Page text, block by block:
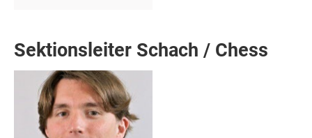
Sektionsleiter Schach / Chess